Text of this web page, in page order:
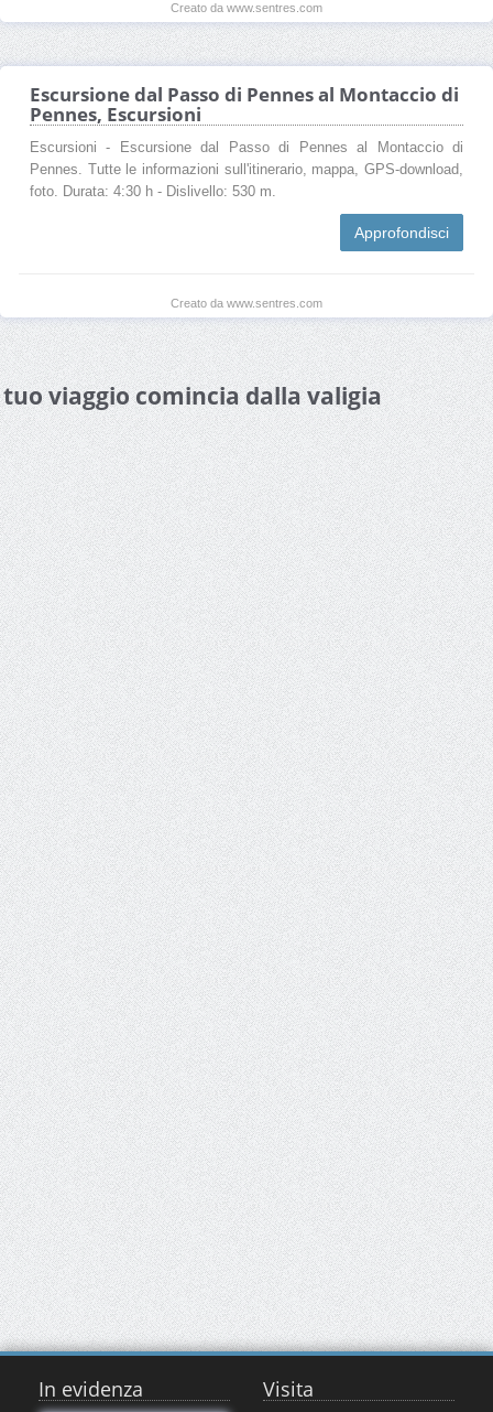
Creato da www.sentres.com
Escursione dal Passo di Pennes al Montaccio di
Pennes, Escursioni
Escursioni - Escursione dal Passo di Pennes al Montaccio di
Pennes. Tutte le informazioni sull'itinerario, mappa, GPS-download,
foto. Durata: 4:30 h - Dislivello: 530 m.
Approfondisci
Creato da www.sentres.com
viaggio comincia dalla valigia
In evidenza Visita